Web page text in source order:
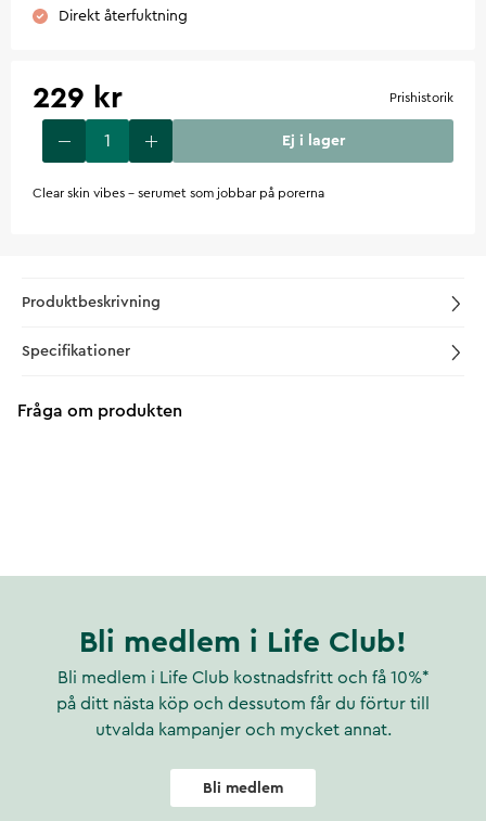
Direkt återfuktning
229 kr Prishistorik
Ej i lager
Clear skin vibes – serumet som jobbar på porerna
Produktbeskrivning
Specifikationer
Fråga om produkten
Bli medlem i Life Club!
Bli medlem i Life Club kostnadsfritt och få 10%*
på ditt nästa köp och dessutom får du förtur till
utvalda kampanjer och mycket annat.
Bli medlem